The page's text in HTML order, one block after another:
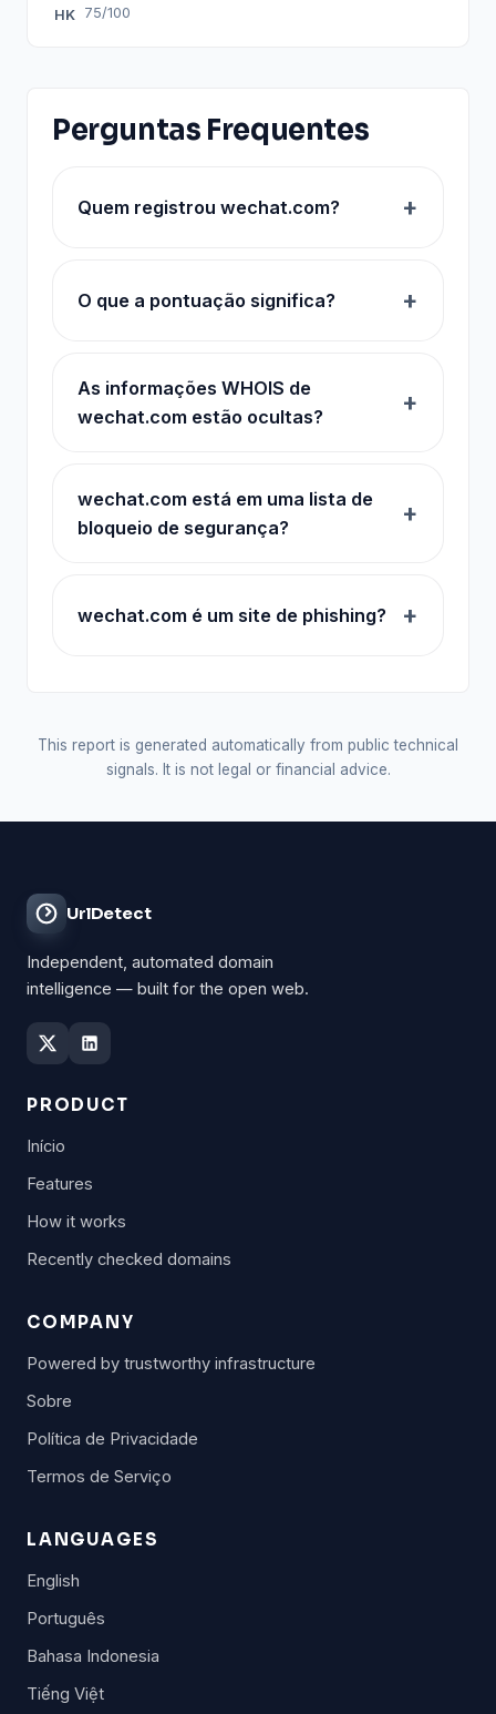
HK 75/100
Perguntas Frequentes
Quem registrou wechat.com?
O que a pontuação significa?
As informações WHOIS de
wechat.com estão ocultas?
wechat.com está em uma lista de
bloqueio de segurança?
wechat.com é um site de phishing?
This report is generated automatically from public technical
signals. It is not legal or financial advice.
UrlDetect
Independent, automated domain
intelligence — built for the open web.
PRODUCT
Início
Features
How it works
Recently checked domains
COMPANY
Powered by trustworthy infrastructure
Sobre
Política de Privacidade
Termos de Serviço
LANGUAGES
English
Português
Bahasa Indonesia
Tiếng Việt